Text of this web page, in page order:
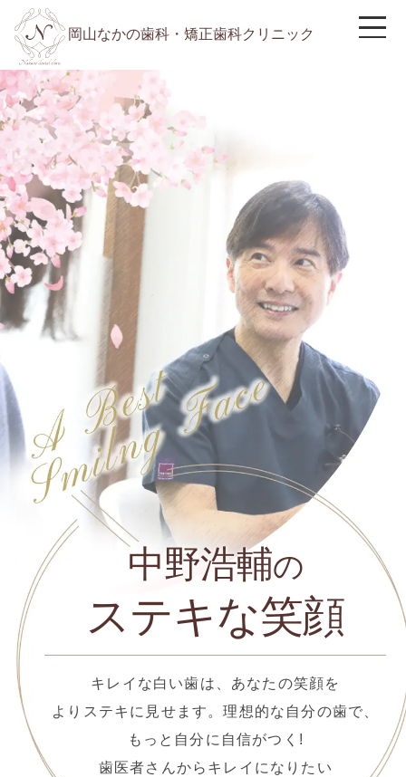
岡山なかの歯科・矯正歯科クリニック
中野浩輔の
ステキな笑顔
キレイな白い歯は、あなたの笑顔を
よりステキに見せます。理想的な自分の歯で、
もっと自分に自信がつく!
歯医者さんからキレイになりたい